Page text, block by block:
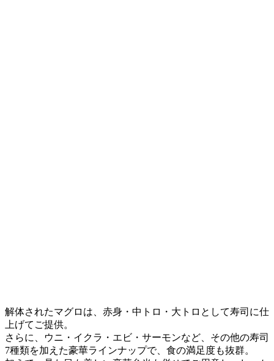
解体されたマグロは、赤身・中トロ・大トロとして寿司に仕
上げてご提供。
さらに、ウニ・イクラ・エビ・サーモンなど、その他の寿司
7種類を加えた豪華ラインナップで、食の満足度も抜群。